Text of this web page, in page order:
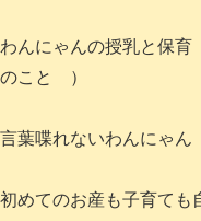
わんにゃんの授乳と
のこと ）
言葉喋れないわんにゃん
初めてのお産も子育ても